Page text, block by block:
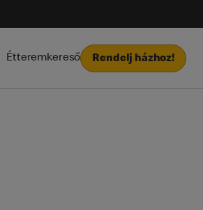
Étteremkereső Rendelj házhoz!